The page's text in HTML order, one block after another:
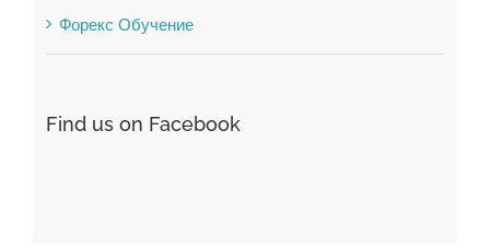
Форекс Обучение
Find us on Facebook